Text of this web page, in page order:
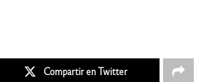
Compartir en Twitter